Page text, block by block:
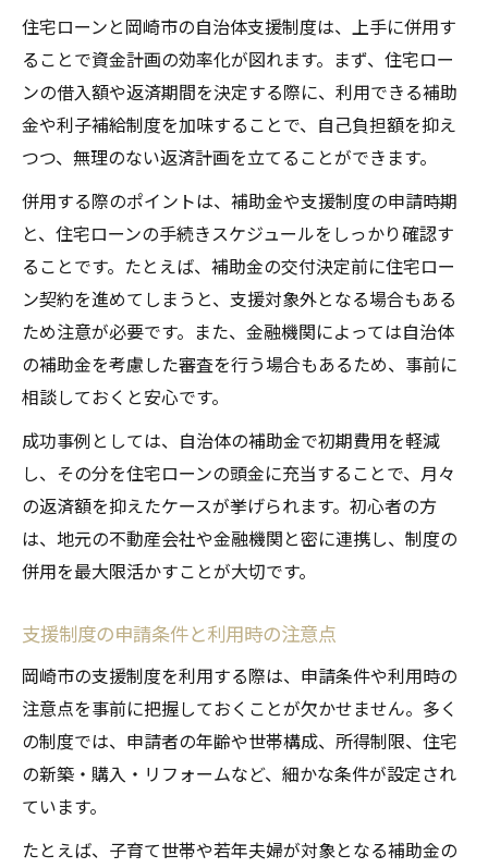
住宅ローンと岡崎市の自治体支援制度は、上手に併用す
ることで資金計画の効率化が図れます。まず、住宅ロー
ンの借入額や返済期間を決定する際に、利用できる補助
金や利子補給制度を加味することで、自己負担額を抑え
つつ、無理のない返済計画を立てることができます。
併用する際のポイントは、補助金や支援制度の申請時期
と、住宅ローンの手続きスケジュールをしっかり確認す
ることです。たとえば、補助金の交付決定前に住宅ロー
ン契約を進めてしまうと、支援対象外となる場合もある
ため注意が必要です。また、金融機関によっては自治体
の補助金を考慮した審査を行う場合もあるため、事前に
相談しておくと安心です。
成功事例としては、自治体の補助金で初期費用を軽減
し、その分を住宅ローンの頭金に充当することで、月々
の返済額を抑えたケースが挙げられます。初心者の方
は、地元の不動産会社や金融機関と密に連携し、制度の
併用を最大限活かすことが大切です。
支援制度の申請条件と利用時の注意点
岡崎市の支援制度を利用する際は、申請条件や利用時の
注意点を事前に把握しておくことが欠かせません。多く
の制度では、申請者の年齢や世帯構成、所得制限、住宅
の新築・購入・リフォームなど、細かな条件が設定され
ています。
たとえば、子育て世帯や若年夫婦が対象となる補助金の